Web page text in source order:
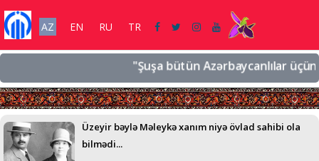
AZ EN RU TR
"Şuşa bütün Azərbaycanlılar üçün
Üzeyir bəylə Məleykə xanım niyə övlad sahibi ola
bilmədi...